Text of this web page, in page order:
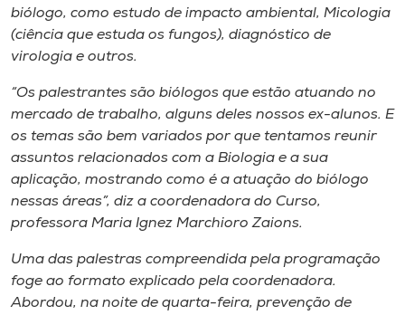
biólogo, como estudo de impacto ambiental, Micologia
(ciência que estuda os fungos), diagnóstico de
virologia e outros.
“Os palestrantes são biólogos que estão atuando no
mercado de trabalho, alguns deles nossos ex-alunos. E
os temas são bem variados por que tentamos reunir
assuntos relacionados com a Biologia e a sua
aplicação, mostrando como é a atuação do biólogo
nessas áreas”, diz a coordenadora do Curso,
professora Maria Ignez Marchioro Zaions.
Uma das palestras compreendida pela programação
foge ao formato explicado pela coordenadora.
Abordou, na noite de quarta-feira, prevenção de